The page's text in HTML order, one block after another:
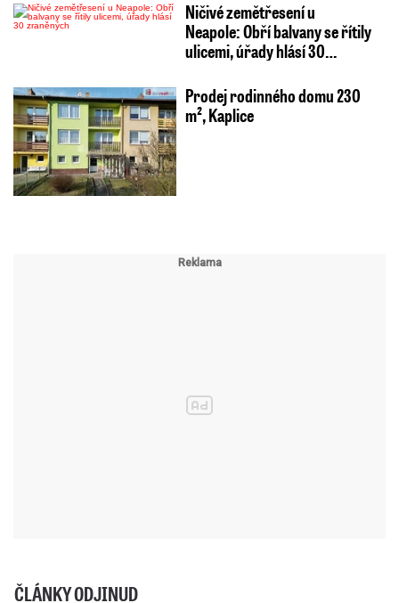
Ničivé zemětřesení u
Neapole: Obří balvany se řítily
ulicemi, úřady hlásí 30…
Prodej rodinného domu 230
m², Kaplice
ČLÁNKY ODJINUD